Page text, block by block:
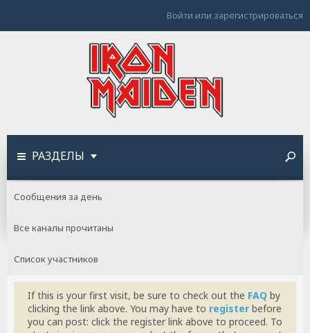
Войти или зарегистрироваться
РАЗДЕЛЫ
Сообщения за день
Все каналы прочитаны
Список участников
If this is your first visit, be sure to check out the FAQ by
clicking the link above. You may have to register before
you can post: click the register link above to proceed. To